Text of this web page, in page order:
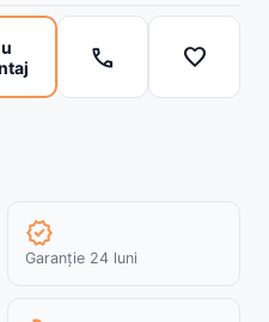
call favorite
verified
Garanție 24 luni